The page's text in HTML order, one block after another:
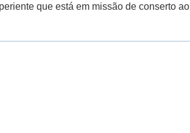
que está em missão de conserto ao